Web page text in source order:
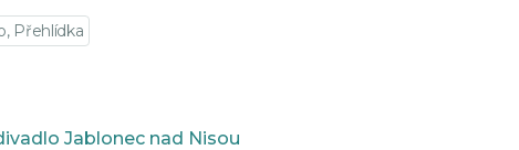
Přehlídka
Jablonec nad Nisou